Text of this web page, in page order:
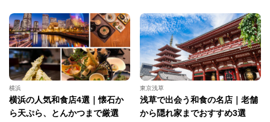
横浜
横浜の人気和食店4選｜懐石か
ら天ぷら、とんかつまで厳選
東京浅草
浅草で出会う和食の名店｜老舗
から隠れ家までおすすめ3選